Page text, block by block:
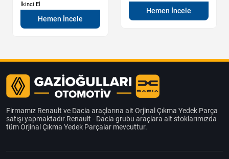
İkinci El
Hemen İncele
Hemen İncele
Firmamız Renault ve Dacia araçlarına ait Orjinal Çıkma Yedek Parça
satışı yapmaktadır.Renault - Dacia grubu araçlara ait stoklarımızda
tüm Orjinal Çıkma Yedek Parçalar mevcuttur.